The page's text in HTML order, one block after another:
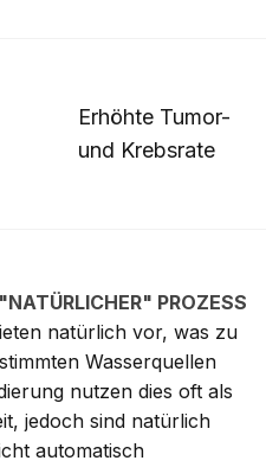
Erhöhte Tumor-
und Krebsrate
PROZESS
natürlich vor, was zu
Wasserquellen
nutzen dies oft als
jedoch sind natürlich
automatisch